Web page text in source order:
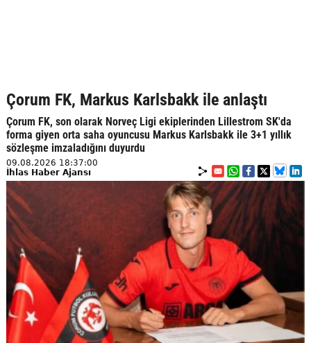
Çorum FK, Markus Karlsbakk ile anlaştı
Çorum FK, son olarak Norveç Ligi ekiplerinden Lillestrom SK'da
forma giyen orta saha oyuncusu Markus Karlsbakk ile 3+1 yıllık
sözleşme imzaladığını duyurdu
09.08.2026 18:37:00
İhlas Haber Ajansı